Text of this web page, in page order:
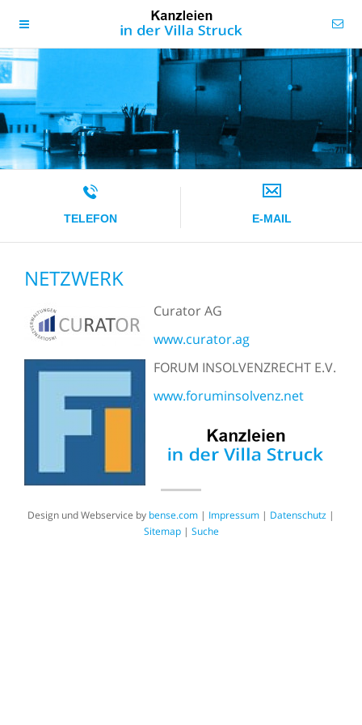
TELEFON E-MAIL
NETZWERK
Curator AG
www.curator.ag
FORUM INSOLVENZRECHT E.V.
www.foruminsolvenz.net
Design und Webservice by bense.com | Impressum | Datenschutz |
Sitemap| Suche